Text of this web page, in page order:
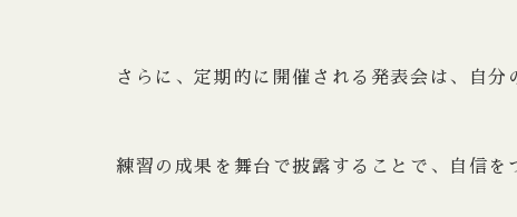
さらに、定期的に開催される発表会は、自分
練習の成果を舞台で披露することで、自信を